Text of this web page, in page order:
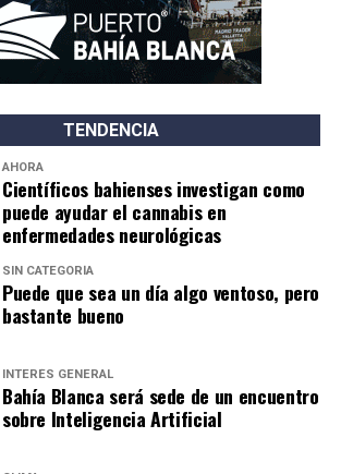
TENDENCIA
AHORA
Científicos bahienses investigan como
puede ayudar el cannabis en
enfermedades neurológicas
SIN CATEGORÍA
Puede que sea un día algo ventoso, pero
bastante bueno
INTERÉS GENERAL
Bahía Blanca será sede de un encuentro
sobre Inteligencia Artificial